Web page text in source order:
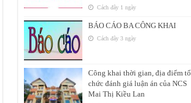
Cách đây 1 ngày
BÁO CÁO BA CÔNG KHAI
Cách đây 3 ngày
Công khai thời gian, địa điểm tổ
chức đánh giá luận án của NCS
Mai Thị Kiều Lan